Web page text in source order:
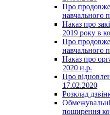
Про
навчального
Наказ про
2019 року в
Про
навчального
Наказ про
2020 н.р.
Про
17.02.2020
Розклад
поширення